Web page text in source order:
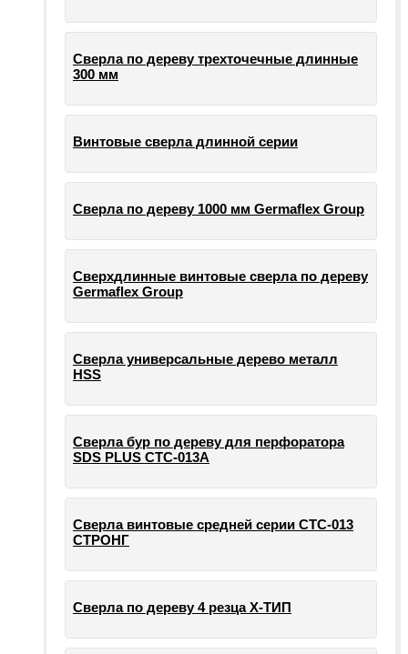
Сверла по дереву трехточечные длинные
300 мм
Винтовые сверла длинной серии
Сверла по дереву 1000 мм Germaflex Group
Сверхдлинные винтовые сверла по дереву
Germaflex Group
Сверла универсальные дерево металл
HSS
Cверла бур по дереву для перфоратора
SDS PLUS СТС-013А
Сверла винтовые средней серии СТС-013
СТРОНГ
Сверла по дереву 4 резца Х-ТИП